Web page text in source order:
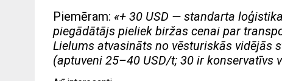
Piemēram: «+ 30 USD — standarta
piegādātājs pieliek biržas cenai par
Lielums atvasināts no vēsturiskās vidējās
(aptuveni 25–40 USD/t; 30 ir konservatīvs